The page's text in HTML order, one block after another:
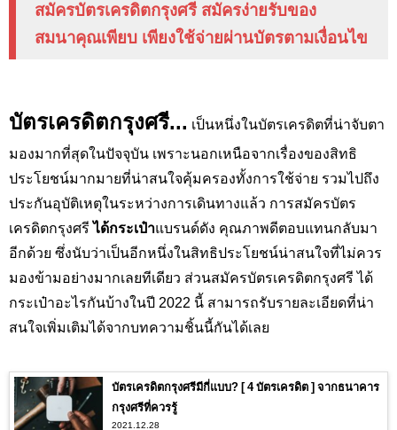
สมัครบัตรเครดิตกรุงศรี สมัครง่ายรับของ
สมนาคุณเพียบ เพียงใช้จ่ายผ่านบัตรตามเงื่อนไข
บัตรเครดิตกรุงศรี... เป็นหนึ่งในบัตรเครดิตที่น่าจับตา
มองมากที่สุดในปัจจุบัน เพราะนอกเหนือจากเรื่องของสิทธิ
ประโยชน์มากมายที่น่าสนใจคุ้มครองทั้งการใช้จ่าย รวมไปถึง
ประกันอุบัติเหตุในระหว่างการเดินทางแล้ว การสมัครบัตร
เครดิตกรุงศรี ได้กระเป๋าแบรนด์ดัง คุณภาพดีตอบแทนกลับมา
อีกด้วย ซึ่งนับว่าเป็นอีกหนึ่งในสิทธิประโยชน์น่าสนใจที่ไม่ควร
มองข้ามอย่างมากเลยทีเดียว ส่วนสมัครบัตรเครดิตกรุงศรี ได้
กระเป๋าอะไรกันบ้างในปี 2022 นี้ สามารถรับรายละเอียดที่น่า
สนใจเพิ่มเติมได้จากบทความชิ้นนี้กันได้เลย
บัตรเครดิตกรุงศรีมีกี่แบบ? [ 4 บัตรเครดิต ] จากธนาคาร
กรุงศรีที่ควรรู้
2021.12.28